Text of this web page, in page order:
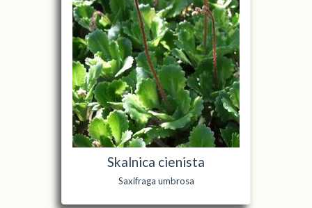
Skalnica cienista
Saxifraga umbrosa